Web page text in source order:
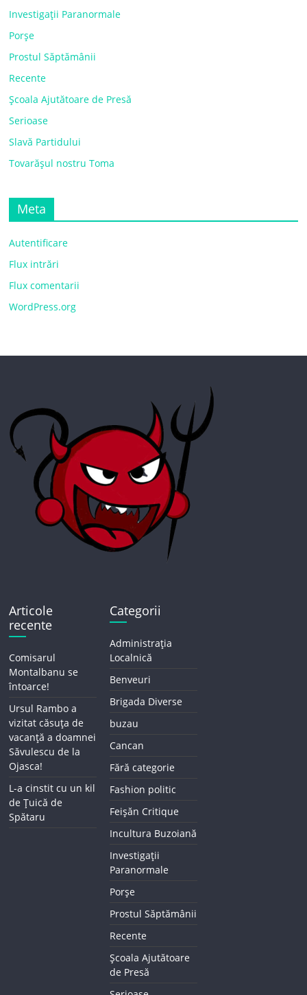
Investigații Paranormale
Porșe
Prostul Săptămânii
Recente
Școala Ajutătoare de Presă
Serioase
Slavă Partidului
Tovarășul nostru Toma
Meta
Autentificare
Flux intrări
Flux comentarii
WordPress.org
Articole
recente
Comisarul
Montalbanu se
întoarce!
Ursul Rambo a
vizitat căsuța de
vacanță a doamnei
Săvulescu de la
Ojasca!
L-a cinstit cu un kil
de Țuică de
Spătaru
Categorii
Administrația
Localnică
Benveuri
Brigada Diverse
buzau
Cancan
Fără categorie
Fashion politic
Feișăn Critique
Incultura Buzoiană
Investigații
Paranormale
Porșe
Prostul Săptămânii
Recente
Școala Ajutătoare
de Presă